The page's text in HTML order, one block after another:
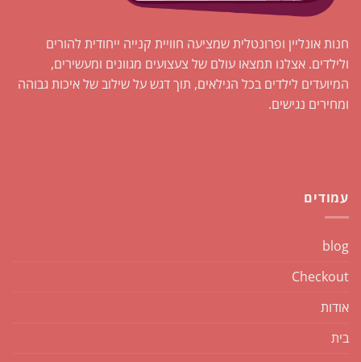
חנות אונליין ופרונטלית שמציעה חוויית קנייה ייחודית להורים
ולילדים. אצלנו תמצאו עולם של צעצועים מגוונים ומעשירים,
המיועדים לילדים בכל הגילאים, תוך דגש על שילוב של איכות גבוהה
ומחירים נגישים.
עמודים
blog
Checkout
אודות
בית